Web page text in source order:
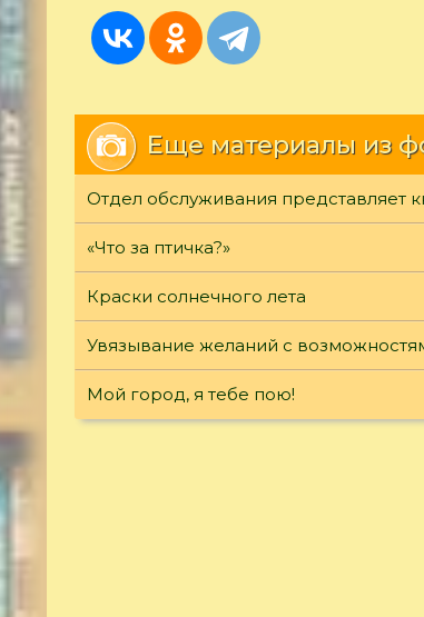
Еще материалы из
Отдел обслуживания представляет
«Что за птичка?»
Краски солнечного лета
Увязывание желаний с
Мой город, я тебе пою!